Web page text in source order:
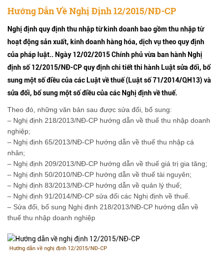
Hướng Dẫn Về Nghị Định 12/2015/NĐ-CP
Nghị định quy định thu nhập từ kinh doanh bao gồm thu nhập từ
hoạt động sản xuất, kinh doanh hàng hóa, dịch vụ theo quy định
của pháp luật.. Ngày 12/02/2015 Chính phủ vừa ban hành Nghị
định số 12/2015/NĐ-CP quy định chi tiết thi hành Luật sửa đổi, bổ
sung một số điều của các Luật về thuế (Luật số 71/2014/QH13) và
sửa đổi, bổ sung một số điều của các Nghị định về thuế.
Theo đó, những văn bản sau được sửa đổi, bổ sung:
– Nghị định 218/2013/NĐ-CP hướng dẫn về thuế thu nhập doanh
nghiệp;
– Nghị định 65/2013/NĐ-CP hướng dẫn về thuế thu nhập cá
nhân;
– Nghị định 209/2013/NĐ-CP hướng dẫn về thuế giá trị gia tăng;
– Nghị định 50/2010/NĐ-CP hướng dẫn về thuế tài nguyên;
– Nghị định 83/2013/NĐ-CP hướng dẫn về quản lý thuế;
– Nghị định 91/2014/NĐ-CP sửa đổi các Nghị định về thuế.
– Sửa đổi, bổ sung Nghị định 218/2013/NĐ-CP hướng dẫn về
thuế thu nhập doanh nghiệp
Hướng dẫn về nghị định 12/2015/NĐ-CP